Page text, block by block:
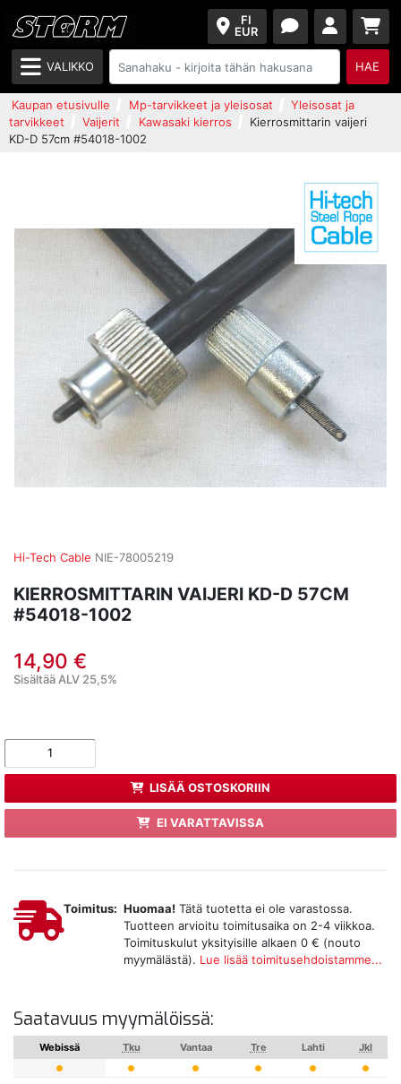
FI
EUR
VALIKKO HAE
Kaupan etusivulle Mp-tarvikkeet ja yleisosat
Yleisosat ja
tarvikkeet
Vaijerit Kawasaki kierros
Kierrosmittarin vaijeri
KD-D 57cm #54018-1002
Hi-Tech Cable NIE-78005219
KIERROSMITTARIN VAIJERI KD-D 57CM
#54018-1002
14,90 €
Sisältää ALV 25,5%
LISÄÄ OSTOSKORIIN
EI VARATTAVISSA
Toimitus: Huomaa! Tätä tuotetta ei ole varastossa.
Tuotteen arvioitu toimitusaika on 2-4 viikkoa.
Toimituskulut yksityisille alkaen 0 € (nouto
myymälästä). Lue lisää toimitusehdoistamme...
Saatavuus myymälöissä:
Webissä Tku Vantaa Tre Lahti Jkl